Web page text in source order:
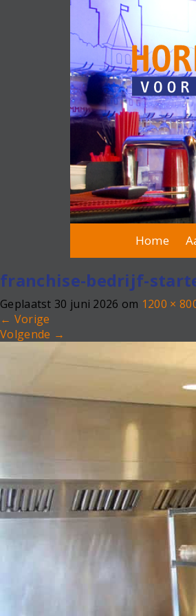
Home
franchise-bedrijf-
Geplaatst 30 juni 2026 om 1200 ×
← Vorige
Volgende →